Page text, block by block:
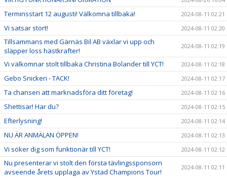
Terminsstart 12 augusti! Välkomna tillbaka! 2024-08-11 02:21
Vi satsar stort! 2024-08-11 02:20
Tillsammans med Gärnäs Bil AB växlar vi upp och
släpper loss hästkrafter!
2024-08-11 02:19
Vi välkomnar stolt tillbaka Christina Bolander till YCT! 2024-08-11 02:18
Gebo Snickeri - TACK! 2024-08-11 02:17
Ta chansen att marknadsföra ditt företag! 2024-08-11 02:16
Shettisar! Har du? 2024-08-11 02:15
Efterlysning! 2024-08-11 02:14
NU ÄR ANMÄLAN ÖPPEN! 2024-08-11 02:13
Vi söker dig som funktionär till YCT! 2024-08-11 02:12
Nu presenterar vi stolt den första tävlingssponsorn
avseende årets upplaga av Ystad Champions Tour!
2024-08-11 02:11